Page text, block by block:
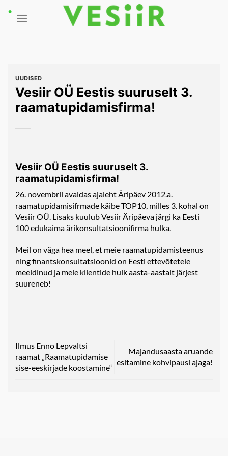
UUDISED
Vesiir OÜ Eestis suuruselt 3.
raamatupidamisfirma!
Vesiir OÜ Eestis suuruselt 3.
raamatupidamisfirma!
26. novembril avaldas ajaleht Äripäev 2012.a.
raamatupidamisifrmade käibe TOP10, milles 3. kohal on
Vesiir OÜ. Lisaks kuulub Vesiir Äripäeva järgi ka Eesti
100 edukaima ärikonsultatsioonifirma hulka.
Meil on väga hea meel, et meie raamatupidamisteenus
ning finantskonsultatsioonid on Eesti ettevõtetele
meeldinud ja meie klientide hulk aasta-aastalt järjest
suureneb!
Ilmus Enno Lepvaltsi
raamat „Raamatupidamise
sise-eeskirjade koostamine“
Majandusaasta aruande
esitamine kohvipausi ajaga!